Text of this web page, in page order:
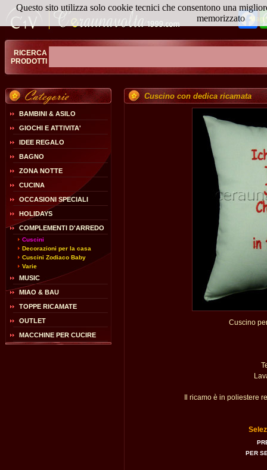
RICERCA
PRODOTTI
BAMBINI & ASILO
GIOCHI E ATTIVITA'
IDEE REGALO
BAGNO
ZONA NOTTE
CUCINA
OCCASIONI SPECIALI
HOLIDAYS
COMPLEMENTI D'ARREDO
Cuscini
Decorazioni per la casa
Cuscini Zodiaco Baby
Varie
MUSIC
MIAO & BAU
TOPPE RICAMATE
OUTLET
MACCHINE PER CUCIRE
Cuscino con dedica ricamata
Cuscino
Il ricamo è in poliestere
PER
Questo sito utilizza solo cookie tecnici che consentono una
memorizzato